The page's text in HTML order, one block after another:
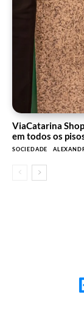
ViaCatarina
em todos os
SOCIEDADE